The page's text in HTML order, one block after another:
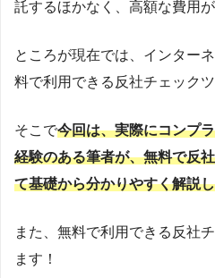
託するほかなく、高額な費用が
ところが現在では、インター
料で利用できる反社チェック
そこで今回は、実際にコンプ
経験のある筆者が、無料で反
て基礎から分かりやすく解説
また、無料で利用できる反社
ます！